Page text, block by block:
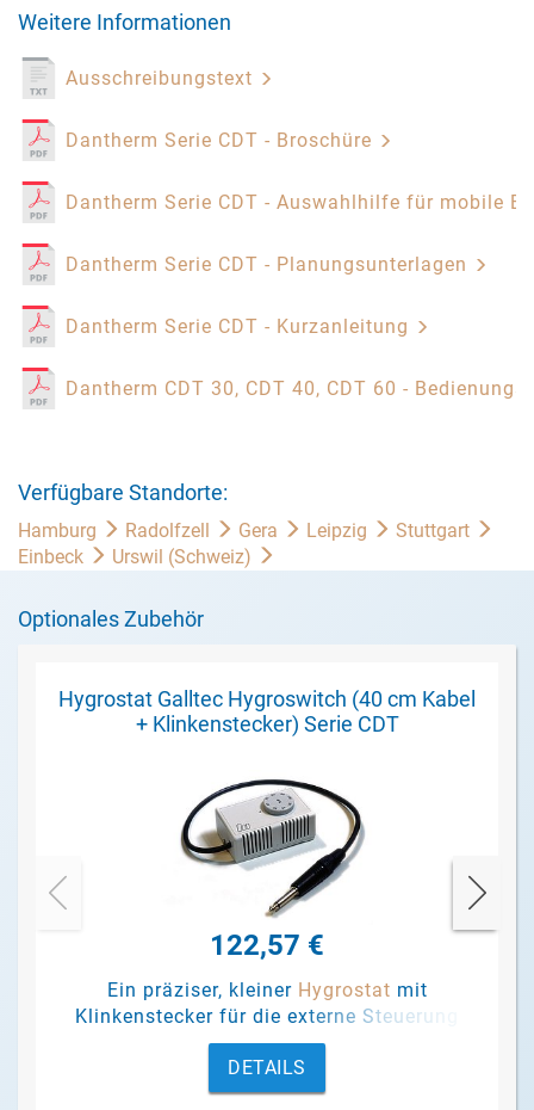
Weitere Informationen
Ausschreibungstext
Dantherm Serie CDT - Broschüre
Dantherm Serie CDT - Auswahlhilfe für mobile
Dantherm Serie CDT - Planungsunterlagen
Dantherm Serie CDT - Kurzanleitung
Dantherm CDT 30, CDT 40, CDT 60 -
Verfügbare Standorte:
Hamburg Radolfzell Gera Leipzig
Stuttgart
Einbeck
Urswil (Schweiz)
Optionales Zubehör
Hygrostat Galltec Hygroswitch (40 cm Kabel
+ Klinkenstecker) Serie CDT
122,57 €
Ein präziser, kleiner Hygrostat mit
Klinkenstecker für die externe Steuerung
von Luftentfeuchtern der Serie CDT bei
überwiegend mobilem Betrieb.
DETAILS